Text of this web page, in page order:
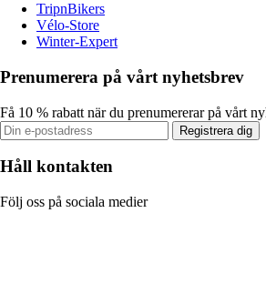
TripnBikers
Vélo-Store
Winter-Expert
Prenumerera på vårt nyhetsbrev
Få 10 % rabatt när du prenumererar på vårt
Registrera dig
Håll kontakten
Följ oss på sociala medier